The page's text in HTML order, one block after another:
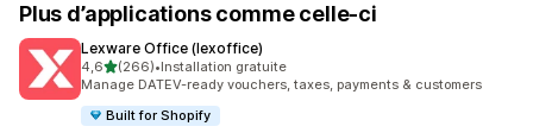
Plus d’applications comme celle-ci
Lexware Office (lexoffice)
4,6étoile(s) sur 5
(266)
266 avis au total
•Installation gratuite
Manage DATEV-ready vouchers, taxes, payments & customers
Built for Shopify